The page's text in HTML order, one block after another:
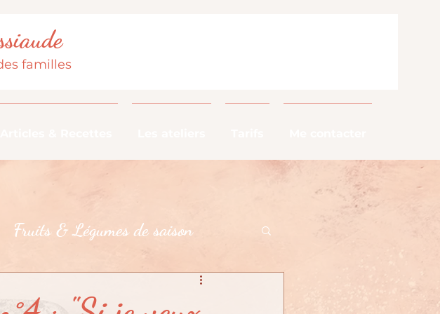
familles
Fruits & Légumes de saison
Les croyances alimentaires